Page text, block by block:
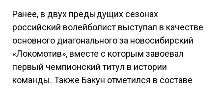
Ранее, в двух предыдущих сезонах
российский волейболист выступал в качестве
основного диагонального за новосибирский
«Локомотив», вместе с которым завоевал
первый чемпионский титул в истории
команды. Также Бакун отметился в составе